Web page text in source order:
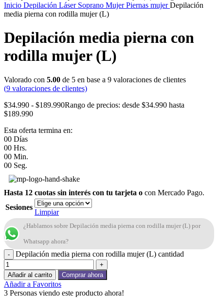
Inicio Depilación Láser Soprano MujerPiernas mujerDepilación
media pierna con rodilla mujer (L)
Depilación media pierna con
rodilla mujer (L)
Valorado con 5.00 de 5 en base a 9 valoraciones de clientes
(9 valoraciones de clientes)
$34.990 - $189.990Rango de precios: desde $34.990 hasta
$189.990
Esta oferta termina en:
00 Días
00 Hrs.
00 Min.
00 Seg.
Hasta 12 cuotas sin interés con tu tarjeta o con Mercado Pago.
Sesiones
Limpiar
¿Hablamos sobre Depilación media pierna con rodilla mujer (L) por
Whatsapp ahora?
Depilación media pierna con rodilla mujer (L) cantidad
Añadir al carrito Comprar ahora
Añadir a Favoritos
3 Personas viendo este producto ahora!